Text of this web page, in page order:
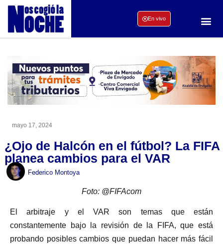
En vivo
mayo 17, 2024
¿Ojo de Halcón en el fútbol? La FIFA
planea cambios para el VAR
Federico Montoya
Foto: @FIFAcom
El arbitraje y el VAR son temas que están
constantemente bajo la revisión de la FIFA, que está
probando posibles cambios que puedan hacer más fácil